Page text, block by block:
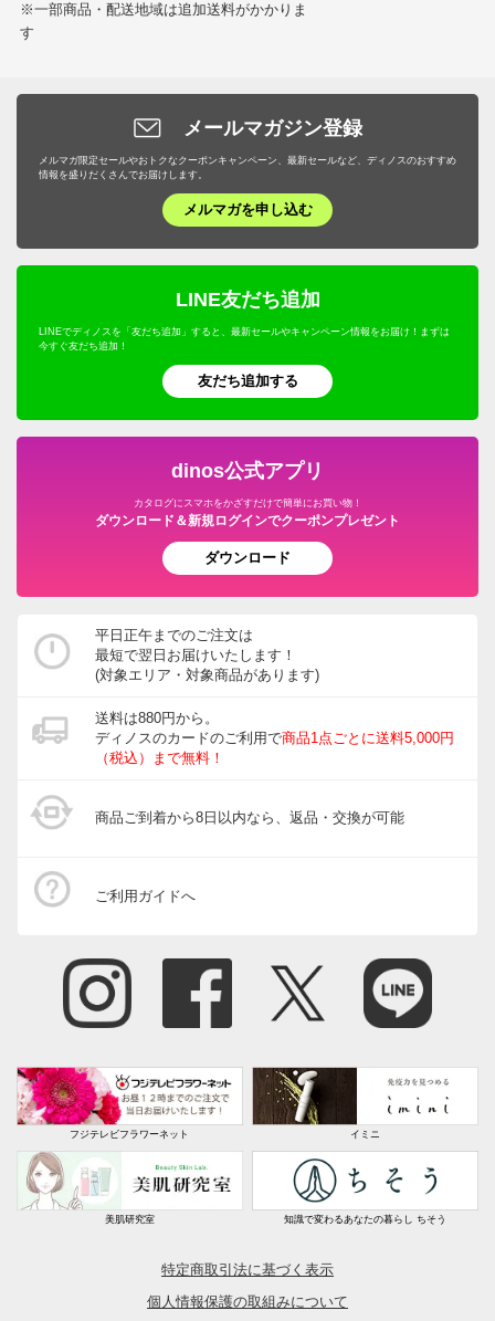
※一部商品・配送地域は追加送料がかかりま
す
メールマガジン登録
メルマガ限定セールやおトクなクーポンキャンペーン、最新セールなど、ディノスのおすすめ
情報を盛りだくさんでお届けします。
メルマガを申し込む
LINE友だち追加
LINEでディノスを「友だち追加」すると、最新セールやキャンペーン情報をお届け！まずは
今すぐ友だち追加！
友だち追加する
dinos公式アプリ
カタログにスマホをかざすだけで簡単にお買い物！
ダウンロード＆新規ログインでクーポンプレゼント
ダウンロード
平日正午までのご注文は
最短で翌日お届けいたします！
(対象エリア・対象商品があります)
送料は880円から。
ディノスのカードのご利用で商品1点ごとに送料5,000円
（税込）まで無料！
商品ご到着から8日以内なら、返品・交換が可能
ご利用ガイドへ
フジテレビフラワーネット イミニ
美肌研究室 知識で変わるあなたの暮らし ちそう
特定商取引法に基づく表示
個人情報保護の取組みについて